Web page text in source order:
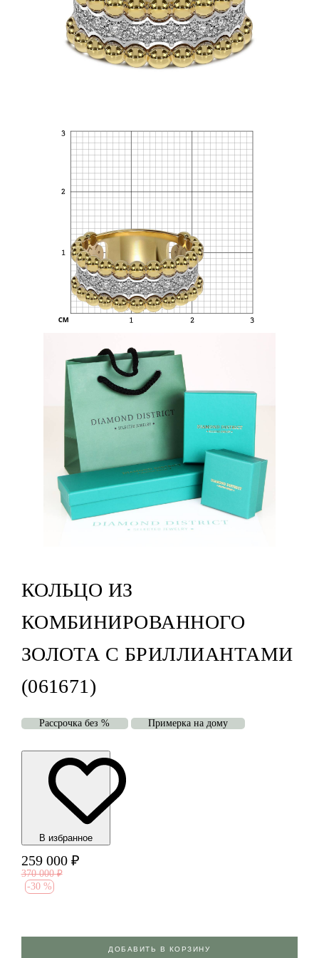
КОЛЬЦО ИЗ
КОМБИНИРОВАННОГО
ЗОЛОТА С БРИЛЛИАНТАМИ
(061671)
Рассрочка без % Примерка на дому
В избранноe
259 000 ₽
370 000 ₽
-30 %
ДОБАВИТЬ В КОРЗИНУ